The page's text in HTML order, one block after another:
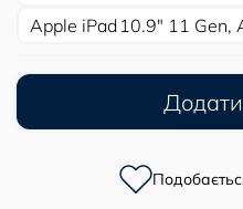
Apple iPad 10.9″ 11 Gen,